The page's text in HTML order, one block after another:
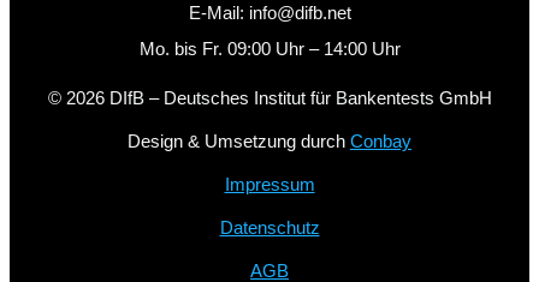
E-Mail: info@difb.net
Mo. bis Fr. 09:00 Uhr – 14:00 Uhr
© 2026 DIfB – Deutsches Institut für Bankentests GmbH
Design & Umsetzung durch Conbay
Impressum
Datenschutz
AGB